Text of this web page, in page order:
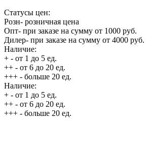
Статусы цен:
Розн- розничная цена
Опт- при заказе на сумму от 1000 руб.
Дилер- при заказе на сумму от 4000 руб.
Наличие:
+ - от 1 до 5 ед.
++ - от 6 до 20 ед.
+++ - больше 20 ед.
Наличие:
+ - от 1 до 5 ед.
++ - от 6 до 20 ед.
+++ - больше 20 ед.